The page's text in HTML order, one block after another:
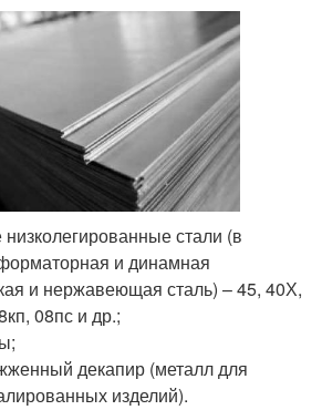
стали (в
и динамная
и нержавеющая сталь) – 45, 40Х,
08пс и др.;
декапир (металл для
изделий).